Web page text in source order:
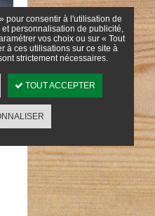
pour consentir à l'utilisation de
personnalisation de publicité,
vos choix ou sur « Tout
à ces utilisations sur ce site à
strictement nécessaires.
TOUT ACCEPTER